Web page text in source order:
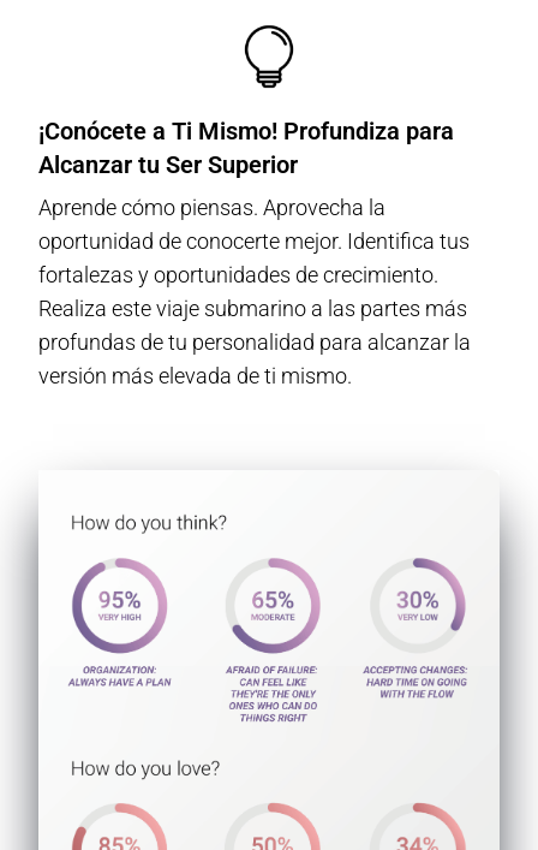
¡Conócete a Ti Mismo! Profundiza para
Alcanzar tu Ser Superior
Aprende cómo piensas. Aprovecha la
oportunidad de conocerte mejor. Identifica tus
fortalezas y oportunidades de crecimiento.
Realiza este viaje submarino a las partes más
profundas de tu personalidad para alcanzar la
versión más elevada de ti mismo.